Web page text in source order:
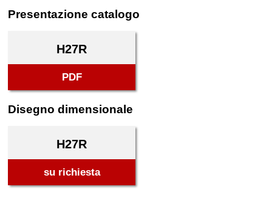
Presentazione catalogo
H27R
PDF
Disegno dimensionale
H27R
su richiesta